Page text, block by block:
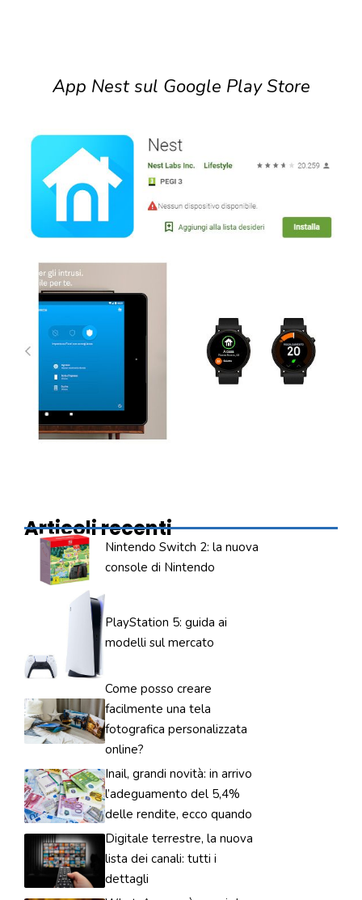
App Nest sul Google Play Store
Articoli recenti
Nintendo Switch 2: la nuova
console di Nintendo
PlayStation 5: guida ai
modelli sul mercato
Come posso creare
facilmente una tela
fotografica personalizzata
online?
Inail, grandi novità: in arrivo
l’adeguamento del 5,4%
delle rendite, ecco quando
Digitale terrestre, la nuova
lista dei canali: tutti i
dettagli